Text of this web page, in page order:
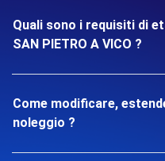
Quali sono i requisiti di
SAN PIETRO A VICO ?
Come modificare,
noleggio ?